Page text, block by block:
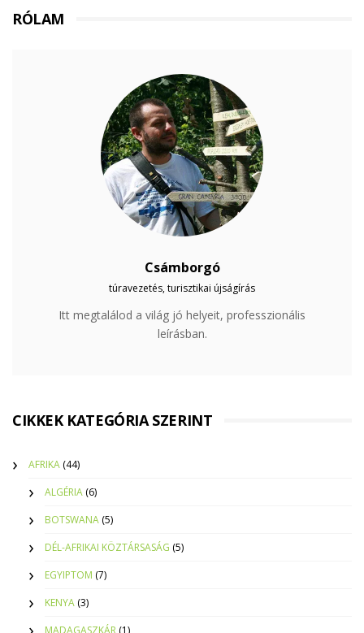
RÓLAM
Csámborgó
túravezetés, turisztikai újságírás
Itt megtalálod a világ jó helyeit, professzionális
leírásban.
CIKKEK KATEGÓRIA SZERINT
AFRIKA (44)
ALGÉRIA (6)
BOTSWANA (5)
DÉL-AFRIKAI KÖZTÁRSASÁG (5)
EGYIPTOM (7)
KENYA (3)
MADAGASZKÁR (1)